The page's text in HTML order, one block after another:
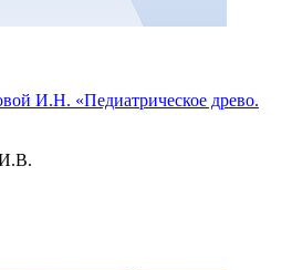
И.Н. «Педиатрическое древо.